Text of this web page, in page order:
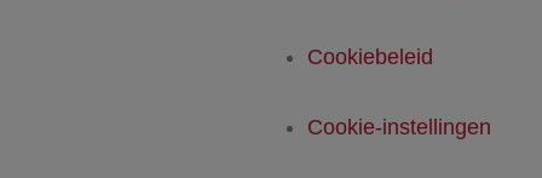
Cookiebeleid
Cookie-instellingen